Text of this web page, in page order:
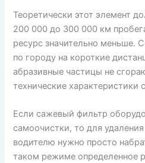
Теоретически этот элемент
200 000 до 300 000 км
ресурс значительно меньше.
по городу на короткие
абразивные частицы не
технические характеристики
Если сажевый фильтр
самоочистки, то для
водителю нужно просто
таком режиме определенное